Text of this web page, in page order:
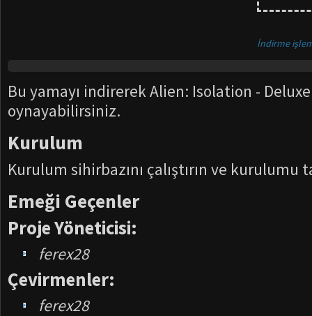
İndirme
Bu yamayı indirerek Alien: Isolation -
oynayabilirsiniz.
Kurulum
Kurulum sihirbazını çalıştırın ve kurulumu
Emeği Geçenler
Proje Yöneticisi:
ferex28
Çevirmenler:
ferex28